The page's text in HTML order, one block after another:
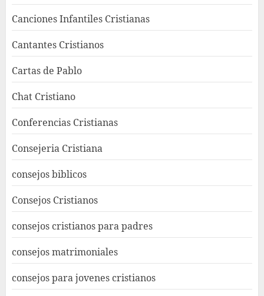
Canciones Infantiles Cristianas
Cantantes Cristianos
Cartas de Pablo
Chat Cristiano
Conferencias Cristianas
Consejeria Cristiana
consejos biblicos
Consejos Cristianos
consejos cristianos para padres
consejos matrimoniales
consejos para jovenes cristianos